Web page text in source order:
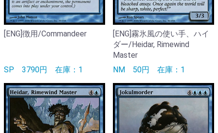
[ENG]徴用/Commandeer
SP 3790円 在庫：1
[ENG]霧氷風の使い手、ハイ
ダー/Heidar, Rimewind
Master
NM 50円 在庫：1